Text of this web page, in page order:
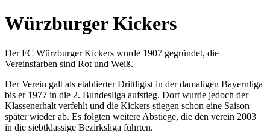
Würzburger Kickers
Der FC Würzburger Kickers wurde 1907 gegründet, die
Vereinsfarben sind Rot und Weiß.
Der Verein galt als etablierter Drittligist in der damaligen Bayernliga
bis er 1977 in die 2. Bundesliga aufstieg. Dort wurde jedoch der
Klassenerhalt verfehlt und die Kickers stiegen schon eine Saison
später wieder ab. Es folgten weitere Abstiege, die den verein 2003
in die siebtklassige Bezirksliga führten.